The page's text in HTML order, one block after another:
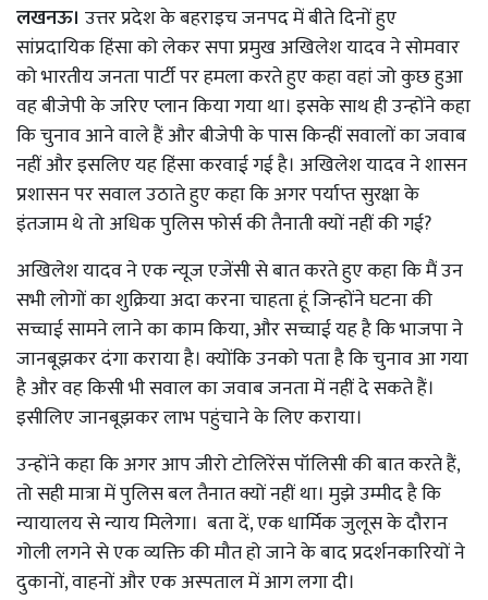
लखनऊ। उत्तर प्रदेश के बहराइच जनपद में बीते दिनों हुए
सांप्रदायिक हिंसा को लेकर सपा प्रमुख अखिलेश यादव ने सोमवार
को भारतीय जनता पार्टी पर हमला करते हुए कहा वहां जो कुछ हुआ
वह बीजेपी के जरिए प्लान किया गया था। इसके साथ ही उन्होंने कहा
कि चुनाव आने वाले हैं और बीजेपी के पास किन्हीं सवालों का जवाब
नहीं और इसलिए यह हिंसा करवाई गई है। अखिलेश यादव ने शासन
प्रशासन पर सवाल उठाते हुए कहा कि अगर पर्याप्त सुरक्षा के
इंतजाम थे तो अधिक पुलिस फोर्स की तैनाती क्यों नहीं की गई?
अखिलेश यादव ने एक न्यूज एजेंसी से बात करते हुए कहा कि मैं उन
सभी लोगों का शुक्रिया अदा करना चाहता हूं जिन्होंने घटना की
सच्चाई सामने लाने का काम किया, और सच्चाई यह है कि भाजपा ने
जानबूझकर दंगा कराया है। क्योंकि उनको पता है कि चुनाव आ गया
है और वह किसी भी सवाल का जवाब जनता में नहीं दे सकते हैं।
इसीलिए जानबूझकर लाभ पहुंचाने के लिए कराया।
उन्होंने कहा कि अगर आप जीरो टोलिरेंस पॉलिसी की बात करते हैं,
तो सही मात्रा में पुलिस बल तैनात क्यों नहीं था। मुझे उम्मीद है कि
न्यायालय से न्याय मिलेगा। बता दें, एक धार्मिक जुलूस के दौरान
गोली लगने से एक व्यक्ति की मौत हो जाने के बाद प्रदर्शनकारियों ने
दुकानों, वाहनों और एक अस्पताल में आग लगा दी।